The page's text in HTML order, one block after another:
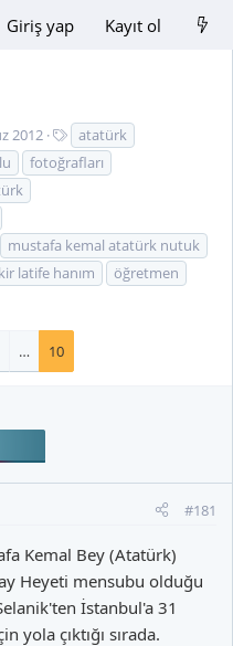
Giriş yap Kayıt ol
2012
t
i
t
l
e
atatürk
fotoğrafları
mustafa kemal atatürk nutuk
latife hanım
öğretmen
… 10
#181
Kemal Bey (Atatürk)
Heyeti mensubu olduğu
İstanbul'a 31
yola çıktığı sırada.